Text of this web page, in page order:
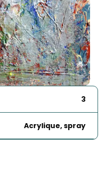
3
Acrylique, spray